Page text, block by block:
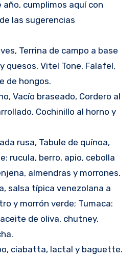
cumplimos aquí con
las sugerencias
Terrina de campo a base
quesos, Vitel Tone, Falafel,
de hongos.
Vacío braseado, Cordero al
Cochinillo al horno y
rusa, Tabule de quínoa,
rucula, berro, apio, cebolla
almendras y morrones.
salsa típica venezolana a
y morrón verde; Tumaca:
de oliva, chutney,
ciabatta, lactal y baguette.